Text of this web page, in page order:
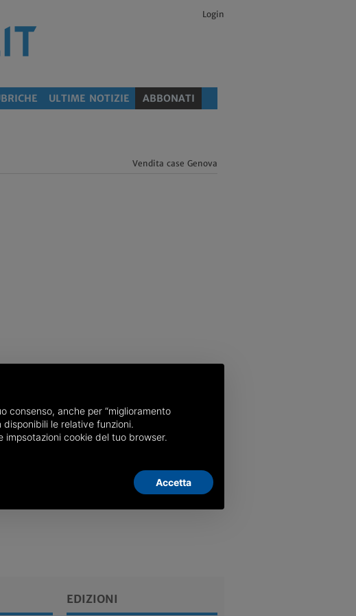
Login
ULTIME NOTIZIE ABBONATI
Vendita case Genova
EDIZIONI
consenso, anche per “miglioramento
disponibili le relative funzioni.
cookie del tuo browser.
Accetta